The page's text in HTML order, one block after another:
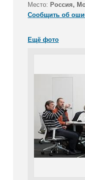
Место: Россия,
Сообщить об
Ещё фото